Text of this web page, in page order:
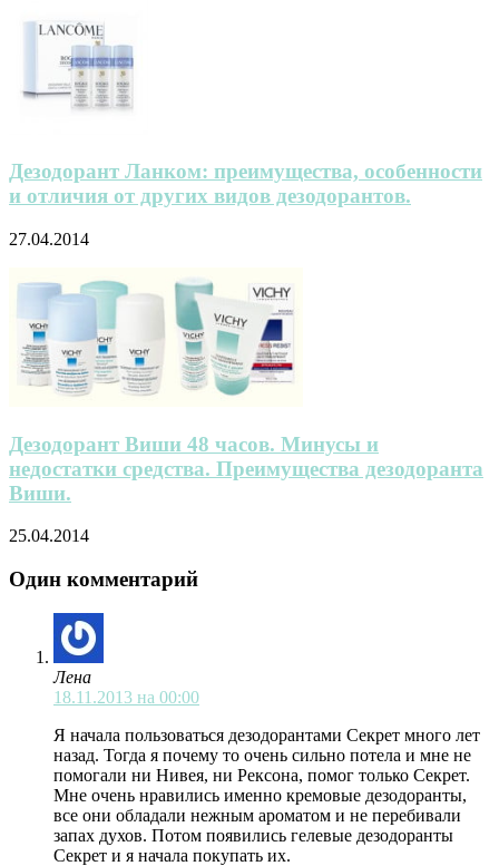
Дезодорант Ланком: преимущества, особенности
и отличия от других видов дезодорантов.
27.04.2014
Дезодорант Виши 48 часов. Минусы и
недостатки средства. Преимущества дезодоранта
Виши.
25.04.2014
Один комментарий
Лена
18.11.2013 на 00:00
Я начала пользоваться дезодорантами Секрет много лет
назад. Тогда я почему то очень сильно потела и мне не
помогали ни Нивея, ни Рексона, помог только Секрет.
Мне очень нравились именно кремовые дезодоранты,
все они обладали нежным ароматом и не перебивали
запах духов. Потом появились гелевые дезодоранты
Секрет и я начала покупать их.